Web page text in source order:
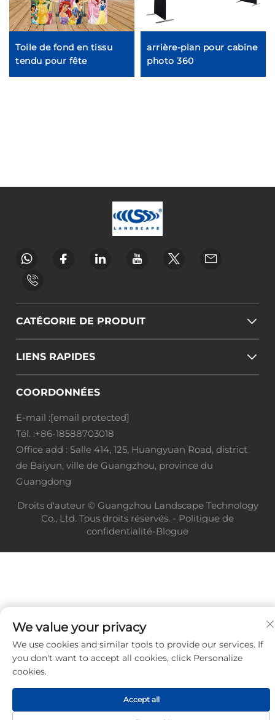
Toile de fond en tissu
tendu pour fête
arrière-plan pour cabine
photo 360
CATÉGORIE DE PRODUIT
LIENS RAPIDES
COORDONNÉES
E-mail :[email protected]
Tél. :+86-18588703018
Office add : Salle 414, 125, Huangyuan Road, district
de Baiyun, ville de Guangzhou, province du
Guangdong
Droits d'auteur © Guangzhou Landscape Technology
Co., Ltd. Tous droits réservés. - Politique de
confidentialité-Blogue
We value your privacy
We use cookies and similar tools to provide our services. If
you don't want to accept all cookies, click Personalize
cookies.
Accept all